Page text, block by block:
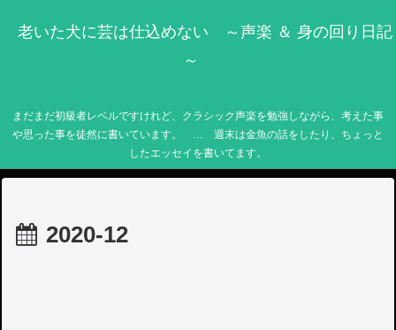
老いた犬に芸は仕込めない ～声楽 ＆ 身の回り日記
～
まだまだ初級者レベルですけれど、クラシック声楽を勉強しながら、考えた事
や思った事を徒然に書いています。 … 週末は金魚の話をしたり、ちょっと
したエッセイを書いてます。
2020-12